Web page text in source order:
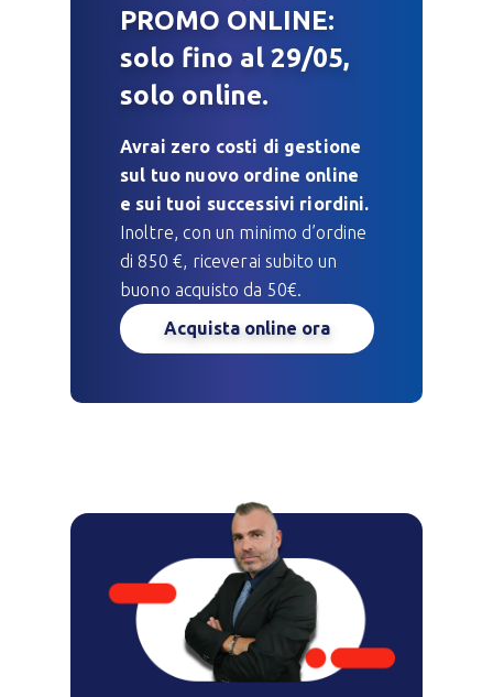
PROMO ONLINE:
solo fino al 29/05,
solo online.
Avrai zero costi di gestione
sul tuo nuovo ordine online
e sui tuoi successivi riordini.
Inoltre, con un minimo d’ordine
di 850 €, riceverai subito un
buono acquisto da 50€.
Acquista online ora